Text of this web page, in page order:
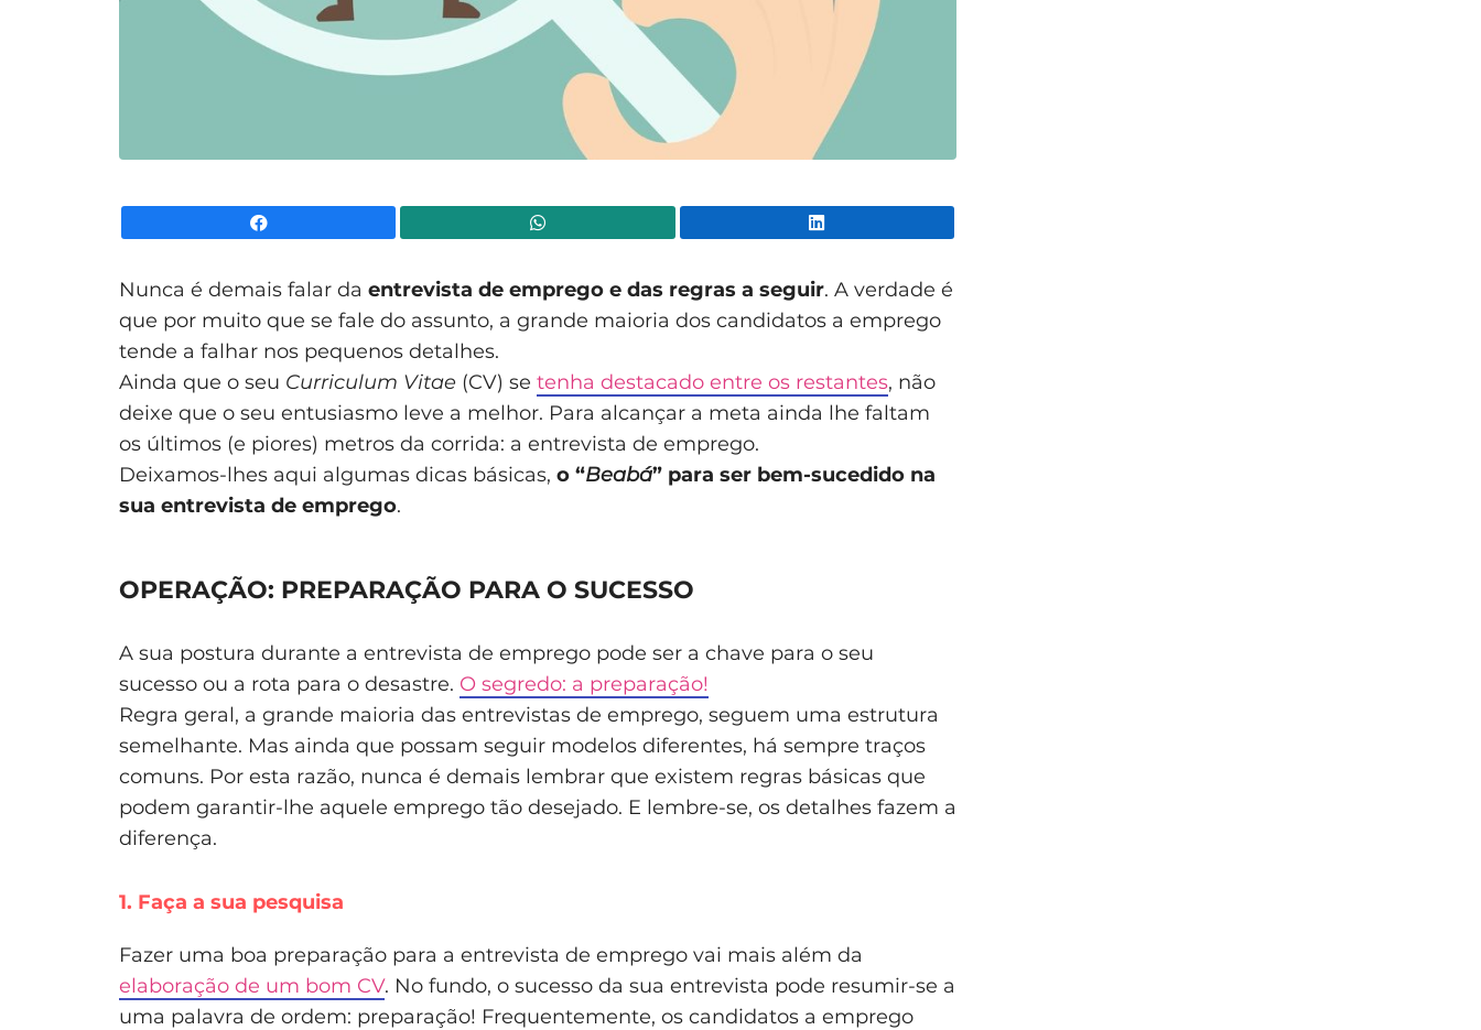
Nunca é demais falar da entrevista de emprego e das regras a seguir. A verdade é
que por muito que se fale do assunto, a grande maioria dos candidatos a emprego
tende a falhar nos pequenos detalhes.
Ainda que o seu Curriculum Vitae (CV) se tenha destacado entre os restantes, não
deixe que o seu entusiasmo leve a melhor. Para alcançar a meta ainda lhe faltam
os últimos (e piores) metros da corrida: a entrevista de emprego.
Deixamos-lhes aqui algumas dicas básicas, o “Beabá” para ser bem-sucedido na
sua entrevista de emprego.
OPERAÇÃO: PREPARAÇÃO PARA O SUCESSO
A sua postura durante a entrevista de emprego pode ser a chave para o seu
sucesso ou a rota para o desastre. O segredo: a preparação!
Regra geral, a grande maioria das entrevistas de emprego, seguem uma estrutura
semelhante. Mas ainda que possam seguir modelos diferentes, há sempre traços
comuns. Por esta razão, nunca é demais lembrar que existem regras básicas que
podem garantir-lhe aquele emprego tão desejado. E lembre-se, os detalhes fazem a
diferença.
1. Faça a sua pesquisa
Fazer uma boa preparação para a entrevista de emprego vai mais além da
elaboração de um bom CV. No fundo, o sucesso da sua entrevista pode resumir-se a
uma palavra de ordem: preparação! Frequentemente, os candidatos a emprego